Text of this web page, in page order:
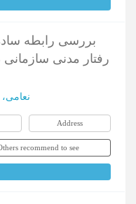
بررسی رابطه
رفتار مدنی
نعامی،
Address
recommend to see